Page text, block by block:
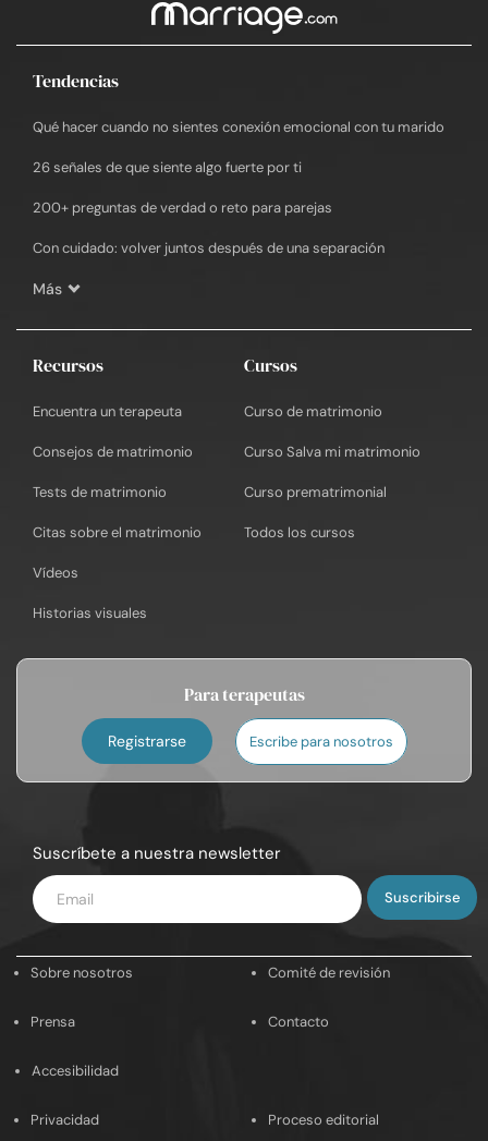
Tendencias
Qué hacer cuando no sientes conexión emocional con tu marido
26 señales de que siente algo fuerte por ti
200+ preguntas de verdad o reto para parejas
Con cuidado: volver juntos después de una separación
Más
Recursos
Encuentra un terapeuta
Consejos de matrimonio
Tests de matrimonio
Citas sobre el matrimonio
Vídeos
Historias visuales
Cursos
Curso de matrimonio
Curso Salva mi matrimonio
Curso prematrimonial
Todos los cursos
Para terapeutas
Registrarse Escribe para nosotros
Suscríbete a nuestra newsletter
Introduce
tu
Sobre nosotros Comité de revisión
Prensa Contacto
Accesibilidad
Privacidad Proceso editorial